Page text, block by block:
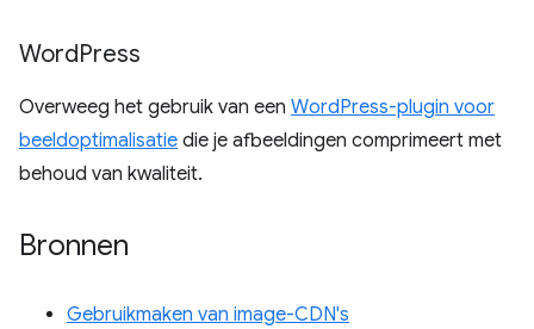
WordPress
Overweeg het gebruik van een WordPress-plugin voor
beeldoptimalisatie die je afbeeldingen comprimeert met
behoud van kwaliteit.
Bronnen
Gebruikmaken van image-CDN's